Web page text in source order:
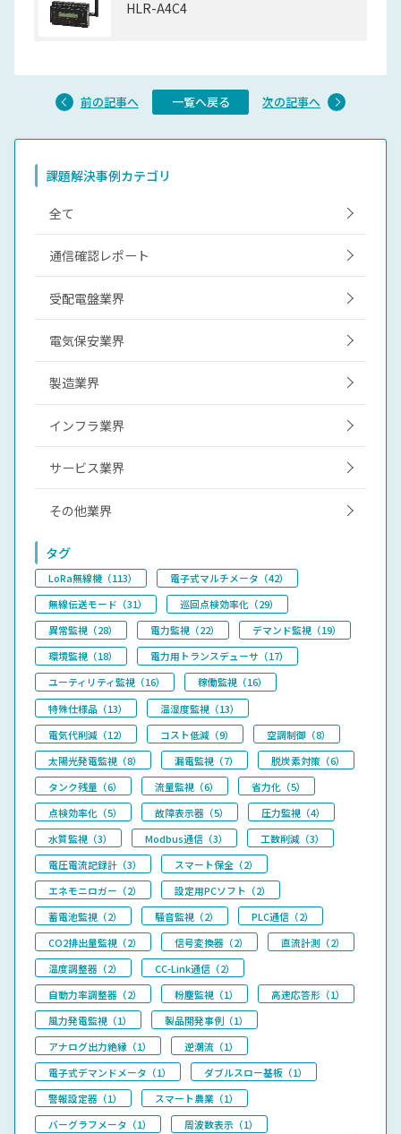
HLR-A4C4
前の記事へ 一覧へ戻る 次の記事へ
課題解決事例カテゴリ
全て
通信確認レポート
受配電盤業界
電気保安業界
製造業界
インフラ業界
サービス業界
その他業界
タグ
LoRa無線機（113）
電子式マルチメータ（42）
無線伝送モード（31）
巡回点検効率化（29）
異常監視（28）
電力監視（22）
デマンド監視（19）
環境監視（18）
電力用トランスデューサ（17）
ユーティリティ監視（16）
稼働監視（16）
特殊仕様品（13）
温湿度監視（13）
電気代削減（12）
コスト低減（9）
空調制御（8）
太陽光発電監視（8）
漏電監視（7）
脱炭素対策（6）
タンク残量（6）
流量監視（6）
省力化（5）
点検効率化（5）
故障表示器（5）
圧力監視（4）
水質監視（3）
Modbus通信（3）
工数削減（3）
電圧電流記録計（3）
スマート保全（2）
エネモニロガー（2）
設定用PCソフト（2）
蓄電池監視（2）
騒音監視（2）
PLC通信（2）
CO2排出量監視（2）
信号変換器（2）
直流計測（2）
温度調整器（2）
CC-Link通信（2）
自動力率調整器（2）
粉塵監視（1）
高速応答形（1）
風力発電監視（1）
製品開発事例（1）
アナログ出力絶縁（1）
逆潮流（1）
電子式デマンドメータ（1）
ダブルスロー基板（1）
警報設定器（1）
スマート農業（1）
バーグラフメータ（1）
周波数表示（1）